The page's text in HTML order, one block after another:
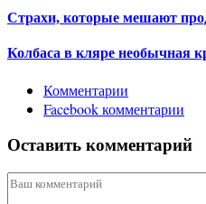
Страхи, которые мешают
Колбаса в кляре необычная
Комментарии
Facebook комментарии
Оставить комментарий